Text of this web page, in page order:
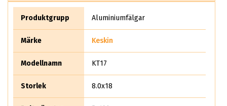
Produktgrupp Aluminiumfälgar
Märke Keskin
Modellnamn KT17
Storlek 8.0x18